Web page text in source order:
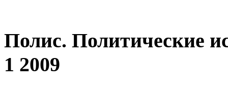
Полис. Политические
1 2009